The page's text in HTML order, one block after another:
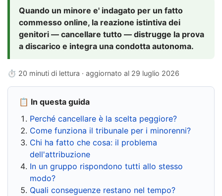
Quando un minore e' indagato per un fatto
commesso online, la reazione istintiva dei
genitori — cancellare tutto — distrugge la prova
a discarico e integra una condotta autonoma.
⏱ 20 minuti di lettura · aggiornato al 29 luglio 2026
📋 In questa guida
Perché cancellare è la scelta peggiore?
Come funziona il tribunale per i minorenni?
Chi ha fatto che cosa: il problema
dell'attribuzione
In un gruppo rispondono tutti allo stesso
modo?
Quali conseguenze restano nel tempo?